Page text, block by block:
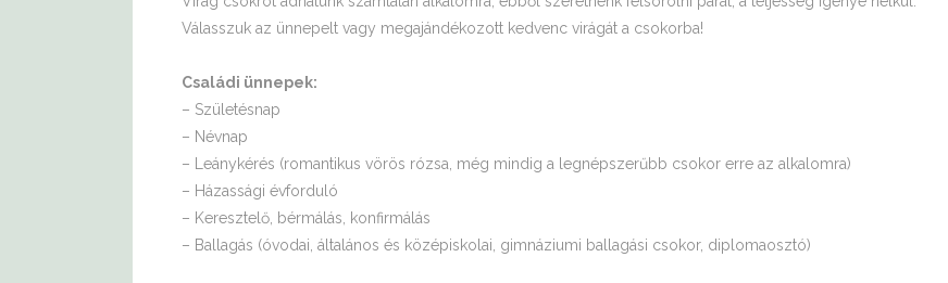
Válasszuk az ünnepelt vagy megajándékozott kedvenc virágát a csokorba!
Családi ünnepek:
– Születésnap
– Névnap
– Leánykérés (romantikus vörös rózsa, még mindig a legnépszerűbb csokor erre az alkalomra)
– Házassági évforduló
– Keresztelő, bérmálás, konfirmálás
– Ballagás (óvodai, általános és középiskolai, gimnáziumi ballagási csokor, diplomaosztó)